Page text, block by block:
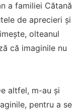
a familiei Cătană
de aprecieri și
olteanul
că imaginile nu
altfel, m-au și
pentru a se